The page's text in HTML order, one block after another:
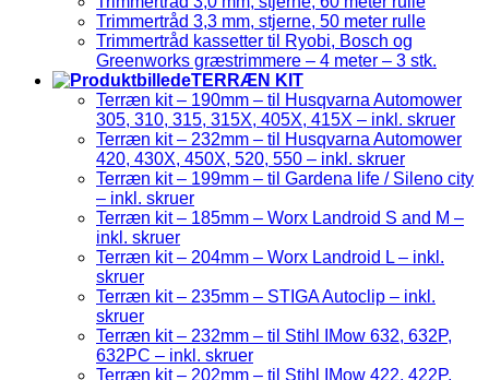
Trimmertråd 3,3 mm, stjerne, 50 meter rulle
Trimmertråd kassetter til Ryobi, Bosch og
Greenworks græstrimmere – 4 meter – 3 stk.
TERRÆN KIT
Terræn kit – 190mm – til Husqvarna Automower
305, 310, 315, 315X, 405X, 415X – inkl. skruer
Terræn kit – 232mm – til Husqvarna Automower
420, 430X, 450X, 520, 550 – inkl. skruer
Terræn kit – 199mm – til Gardena life / Sileno city
– inkl. skruer
Terræn kit – 185mm – Worx Landroid S and M –
inkl. skruer
Terræn kit – 204mm – Worx Landroid L – inkl.
skruer
Terræn kit – 235mm – STIGA Autoclip – inkl.
skruer
Terræn kit – 232mm – til Stihl IMow 632, 632P,
632PC – inkl. skruer
Terræn kit – 202mm – til Stihl IMow 422, 422P,